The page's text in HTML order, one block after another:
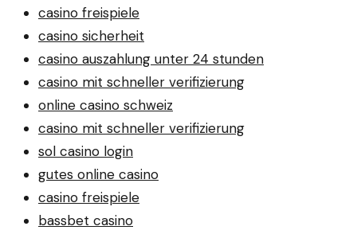
casino freispiele
casino sicherheit
casino auszahlung unter 24 stunden
casino mit schneller verifizierung
online casino schweiz
casino mit schneller verifizierung
sol casino login
gutes online casino
casino freispiele
bassbet casino